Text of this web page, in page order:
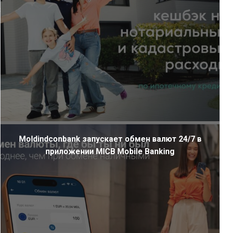
Moldindconbank запускает обмен валют 24/7 в
приложении MICB Mobile Banking